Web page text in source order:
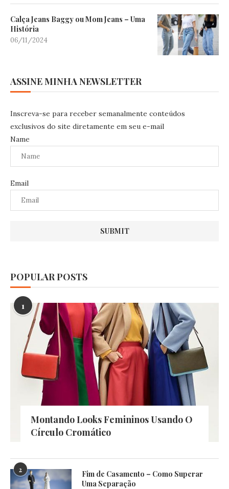
Calça Jeans Baggy ou Mom Jeans – Uma
História
06/11/2024
ASSINE MINHA NEWSLETTER
Inscreva-se para receber semanalmente conteúdos
exclusivos do site diretamente em seu e-mail
Name
Email
POPULAR POSTS
1
Montando Looks Femininos Usando O
Círculo Cromático
2
Fim de Casamento – Como Superar
Uma Separação